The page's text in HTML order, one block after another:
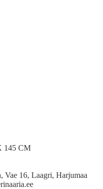
145 CM
Vae 16, Laagri, Harjumaa